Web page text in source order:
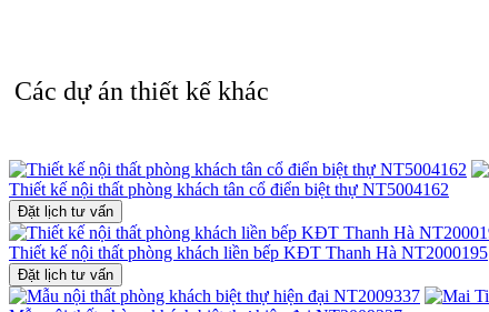
Các dự án thiết kế khác
Thiết kế nội thất phòng khách tân cổ điển biệt thự NT5004162
Đặt lịch tư vấn
Thiết kế nội thất phòng khách liền bếp KĐT Thanh Hà NT2000195
Đặt lịch tư vấn